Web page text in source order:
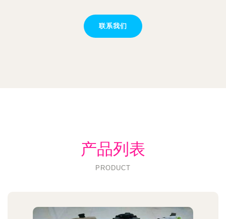
联系我们
产品列表
PRODUCT